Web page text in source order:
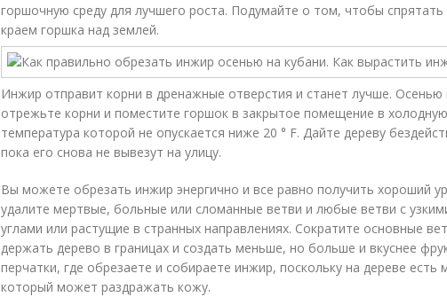
горшочную среду для лучшего роста. Подумайте о том, чтобы спрятать
краем горшка над землей.
Инжир отправит корни в дренажные отверстия и станет лучше. Осенью
отрежьте корни и поместите горшок в закрытое помещение в
температура которой не опускается ниже 20 ° F. Дайте дереву
пока его снова не вывезут на улицу.
Вы можете обрезать инжир энергично и все равно получить хороший
удалите мертвые, больные или сломанные ветви и любые ветви с
углами или растущие в странных направлениях. Сократите основные
держать дерево в границах и создать меньше, но больше и вкуснее
перчатки, где обрезаете и собираете инжир, поскольку на дереве есть
который может раздражать кожу.